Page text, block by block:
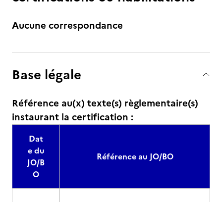
Aucune correspondance
Base légale
Référence au(x) texte(s) règlementaire(s)
instaurant la certification :
Dat
e du
JO/B
O
Référence au JO/BO